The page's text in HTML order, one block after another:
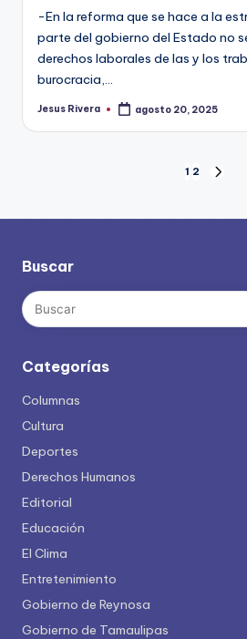
-En la reforma que se hace a la
parte del gobierno del Estado no
derechos laborales de las y los
burocracia,…
Publicado
Jesus Rivera agosto 20, 2025
de
1 2
Buscar
Categorías
Columnas
Cultura
Deportes
Derechos Humanos
Editorial
Educación
El Clima
Entretenimiento
Gobierno de Reynosa
Gobierno de Tamaulipas